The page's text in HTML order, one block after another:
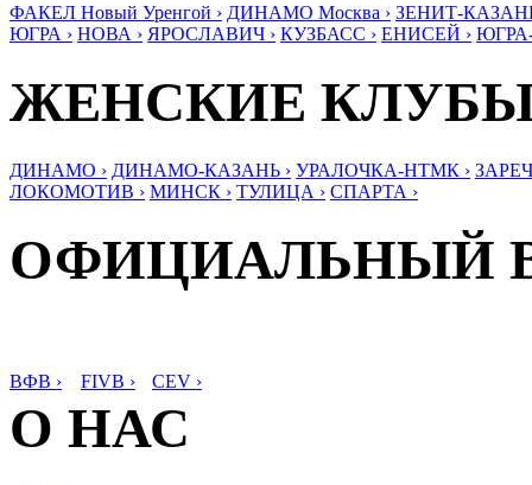
ФАКЕЛ Новый Уренгой › ДИНАМО Москва › ЗЕНИТ-
ЮГРА › НОВА › ЯРОСЛАВИЧ › КУЗБАСС › ЕНИСЕЙ ›
ЖЕНСКИЕ
ДИНАМО › ДИНАМО-КАЗАНЬ › УРАЛОЧКА-НТМК ›
ЛОКОМОТИВ › МИНСК › ТУЛИЦА › СПАРТА ›
ОФИЦИАЛЬНЫЙ
ВФВ › FIVB › CEV ›
О НАС